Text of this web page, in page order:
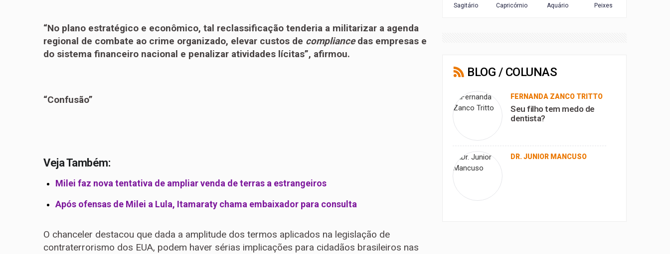
“No plano estratégico e econômico, tal reclassificação tenderia a militarizar a agenda
regional de combate ao crime organizado, elevar custos de compliancedas empresas e
do sistema financeiro nacional e penalizar atividades lícitas”, afirmou.
“Confusão”
Veja Também:
Milei faz nova tentativa de ampliar venda de terras a estrangeiros
Após ofensas de Milei a Lula, Itamaraty chama embaixador para consulta
O chanceler destacou que dada a amplitude dos termos aplicados na legislação de
contraterrorismo dos EUA, podem haver sérias implicações para cidadãos brasileiros nas
BLOG / COLUNAS
FERNANDA ZANCO TRITTO
Seu filho tem medo de
dentista?
DR. JUNIOR MANCUSO